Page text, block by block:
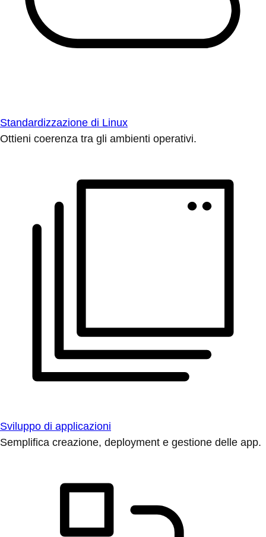
Standardizzazione di Linux
Ottieni coerenza tra gli ambienti operativi.
Sviluppo di applicazioni
Semplifica creazione, deployment e gestione delle app.